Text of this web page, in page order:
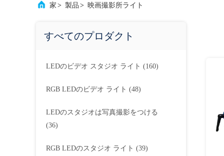
家 > 製品 > 映画撮影所ライト
すべてのプロダクト
LEDのビデオ スタジオ ライト (160)
RGB LEDのビデオ ライト (48)
LEDのスタジオは写真撮影をつける
(36)
RGB LEDのスタジオ ライト (39)